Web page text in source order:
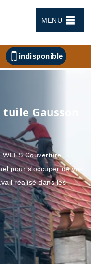
MENU
indisponible
Gausson
Couverture
pour s'occuper de vos
réalisé dans les